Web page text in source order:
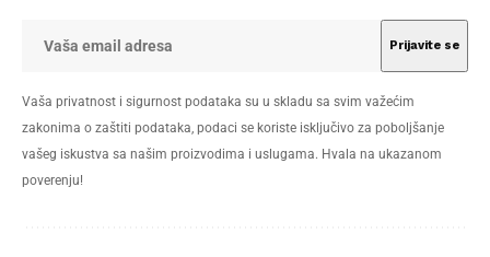
Vaša privatnost i sigurnost podataka su u skladu sa svim važećim
zakonima o zaštiti podataka, podaci se koriste isključivo za poboljšanje
vašeg iskustva sa našim proizvodima i uslugama. Hvala na ukazanom
poverenju!